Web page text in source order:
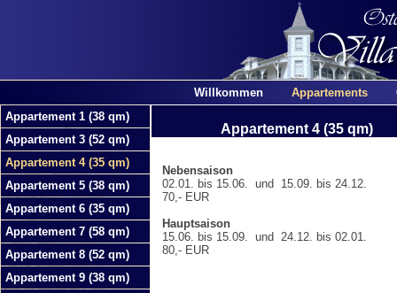
Willkommen Appartements
Appartement 1 (38 qm)
Appartement 3 (52 qm)
Appartement 4 (35 qm)
Appartement 5 (38 qm)
Appartement 6 (35 qm)
Appartement 7 (58 qm)
Appartement 8 (52 qm)
Appartement 9 (38 qm)
Appartement 4 (35 qm)
Nebensaison
02.01. bis 15.06. und 15.09. bis 24.12.
70,- EUR
Hauptsaison
15.06. bis 15.09. und 24.12. bis 02.01.
80,- EUR